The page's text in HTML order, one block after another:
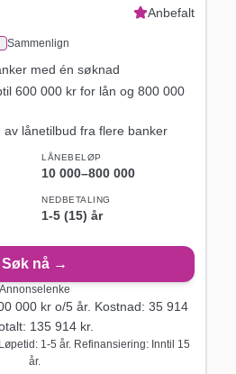
Sammenlign
Anbefalt
med én søknad
600 000 kr for lån og 800 000
av lånetilbud fra flere banker
LÅNEBELØP
10 000–800 000
NEDBETALING
1-5 (15) år
Søk nå →
Annonselenke
000 kr o/5 år. Kostnad: 35 914
135 914 kr.
1-5 år. Refinansiering: Inntil 15
år.